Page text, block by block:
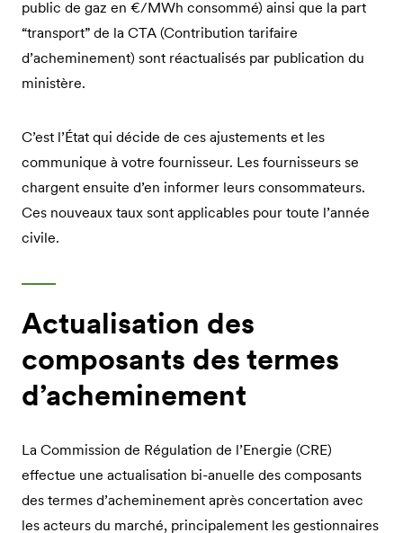
public de gaz en €/MWh consommé) ainsi que la part
“transport” de la CTA (Contribution tarifaire
d’acheminement) sont réactualisés par publication du
ministère.
C’est l’État qui décide de ces ajustements et les
communique à votre fournisseur. Les fournisseurs se
chargent ensuite d’en informer leurs consommateurs.
Ces nouveaux taux sont applicables pour toute l’année
civile.
Actualisation des
composants des termes
d’acheminement
La Commission de Régulation de l’Energie (CRE)
effectue une actualisation bi-anuelle des composants
des termes d’acheminement après concertation avec
les acteurs du marché, principalement les gestionnaires